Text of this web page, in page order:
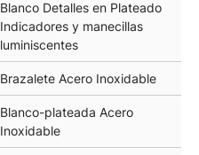
Blanco Detalles en Plateado
Indicadores y manecillas
luminiscentes
Brazalete Acero Inoxidable
Blanco-plateada Acero
Inoxidable